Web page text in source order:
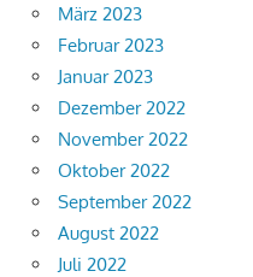
März 2023
Februar 2023
Januar 2023
Dezember 2022
November 2022
Oktober 2022
September 2022
August 2022
Juli 2022